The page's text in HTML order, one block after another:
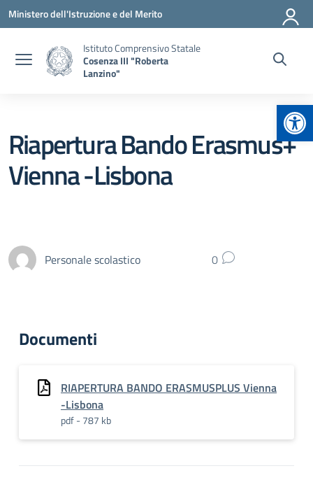
Vai ai contenuti
Vai al menu di navigazione
Vai al footer
Ministero dell'Istruzione e del Merito
Istituto Comprensivo Statale
Cosenza III "Roberta
Lanzino"
Riapertura Bando Erasmus+
Vienna -Lisbona
Personale scolastico 0
Documenti
RIAPERTURA BANDO ERASMUSPLUS Vienna
-Lisbona
pdf - 787 kb